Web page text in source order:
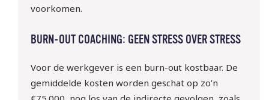
voorkomen.
BURN-OUT COACHING: GEEN STRESS OVER STRESS
Voor de werkgever is een burn-out kostbaar. De
gemiddelde kosten worden geschat op zo’n